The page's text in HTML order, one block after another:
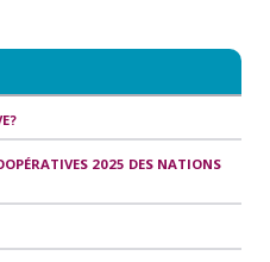
2025 DES NATIONS